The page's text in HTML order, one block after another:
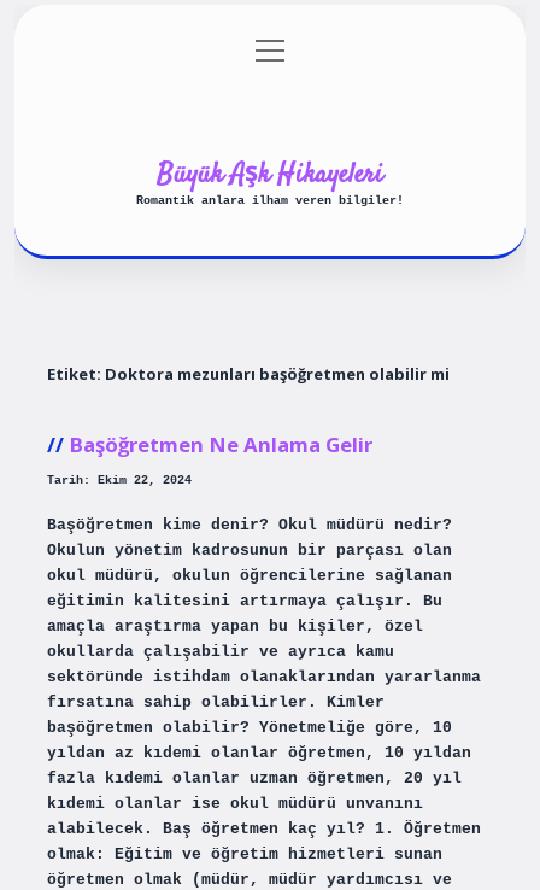
Gizlilik Politikası
menüyü
aç
Büyük Aşk Hikayeleri
Romantik anlara ilham veren bilgiler!
Etiket: Doktora mezunları başöğretmen olabilir mi
Başöğretmen Ne Anlama Gelir
Tarih: Ekim 22, 2024
Başöğretmen kime denir? Okul müdürü nedir?
Okulun yönetim kadrosunun bir parçası olan
okul müdürü, okulun öğrencilerine sağlanan
eğitimin kalitesini artırmaya çalışır. Bu
amaçla araştırma yapan bu kişiler, özel
okullarda çalışabilir ve ayrıca kamu
sektöründe istihdam olanaklarından yararlanma
fırsatına sahip olabilirler. Kimler
başöğretmen olabilir? Yönetmeliğe göre, 10
yıldan az kıdemi olanlar öğretmen, 10 yıldan
fazla kıdemi olanlar uzman öğretmen, 20 yıl
kıdemi olanlar ise okul müdürü unvanını
alabilecek. Baş öğretmen kaç yıl? 1. Öğretmen
olmak: Eğitim ve öğretim hizmetleri sunan
öğretmen olmak (müdür, müdür yardımcısı ve